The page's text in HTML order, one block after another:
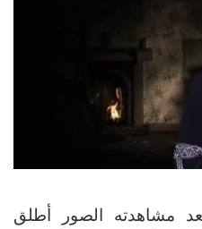
مشاهدته الصور أطلق